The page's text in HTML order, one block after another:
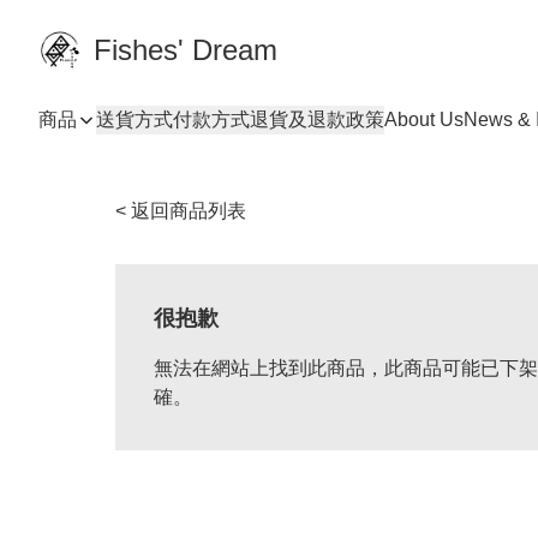
Fishes' Dream
商品 送貨方式付款方式退貨及退款政策About UsNews &
< 返回商品列表
很抱歉
無法在網站上找到此商品，此商品可能已下
確。